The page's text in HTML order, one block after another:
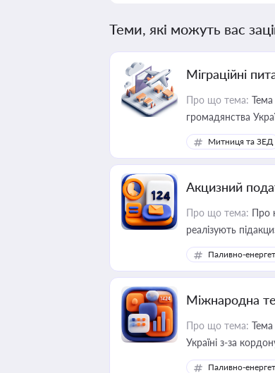
Теми, які можуть вас
Міграційні
Про що тема: Тема
громадянства
Митниця та ЗЕД
Акцизний
Про що тема: Про
реалізують
Паливно-
Міжнародна
Про що тема:
Україні з-за
інфраструктурних
Паливно-